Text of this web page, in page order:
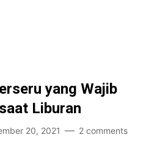
yang Wajib
Liburan
20, 2021 2 comments